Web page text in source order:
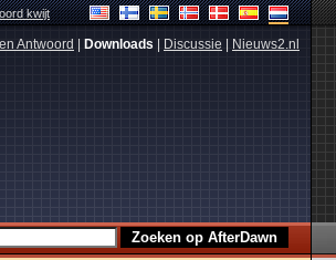
kwijt
Antwoord Downloads Discussie Nieuws2.nl